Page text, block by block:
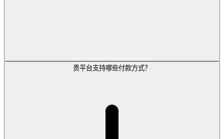
贵平台支持哪些付款方式？